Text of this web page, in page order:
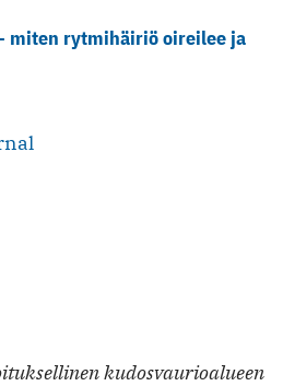
miten rytmihäiriö oireilee ja
kudosvaurioalueen